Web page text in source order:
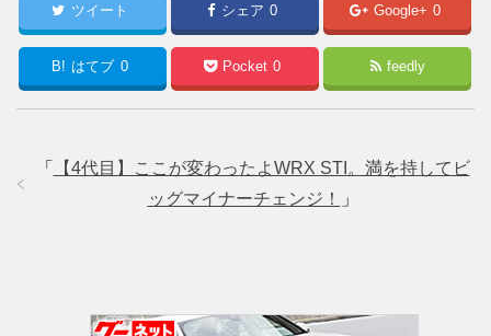
ツイート シェア 0 Google+ 0
B! はてブ 0 Pocket 0 feedly
「
【4代目】ここが変わったよWRX STI。満を持してビ
ッグマイナーチェンジ！
」